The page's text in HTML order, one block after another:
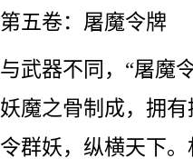
第五卷：屠魔令牌
与武器不同，“屠魔
妖魔之骨制成，拥
令群妖，纵横天下